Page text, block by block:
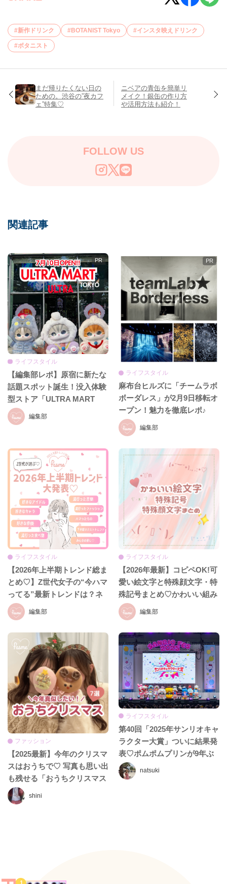
新作ドリンク BOTANIST Tokyo インスタ映えドリンク
ボタニスト
まだ帰りたくない日の
ための。渋谷の”夜カフ
ェ”特集♡
ニベアの青缶を簡単リ
メイク！銀缶の作り方
や活用方法も紹介！
FOLLOW US
関連記事
編集部
ライフスタイル
【編集部レポ】原宿に新たな
話題スポット誕生！没入体験
型ストア「ULTRA MART
TOKYO」
編集部
ライフスタイル
麻布台ヒルズに「チームラボ
ボーダレス」が2月9日移転オ
ープン！魅力を徹底レポ♪
編集部
ライフスタイル
【2026年上半期トレンド総ま
とめ♡】Z世代女子の“今ハマ
ってる”最新トレンドは？ネ
クストバズ予報もチェック♪
編集部
ライフスタイル
【2026年最新】コピペOK!可
愛い絵文字と特殊顔文字・特
殊記号まとめ♡かわいい組み
合わせも紹介！
shini
ファッション
【2025最新】今年のクリスマ
スはおうちで♡ 写真も思い出
も残せる「おうちクリスマス
パーティー」アイデア7選
natsuki
ライフスタイル
第40回「2025年サンリオキャ
ラクター大賞」ついに結果発
表♡ポムポムプリンが9年ぶ
りの1位に返り咲き！